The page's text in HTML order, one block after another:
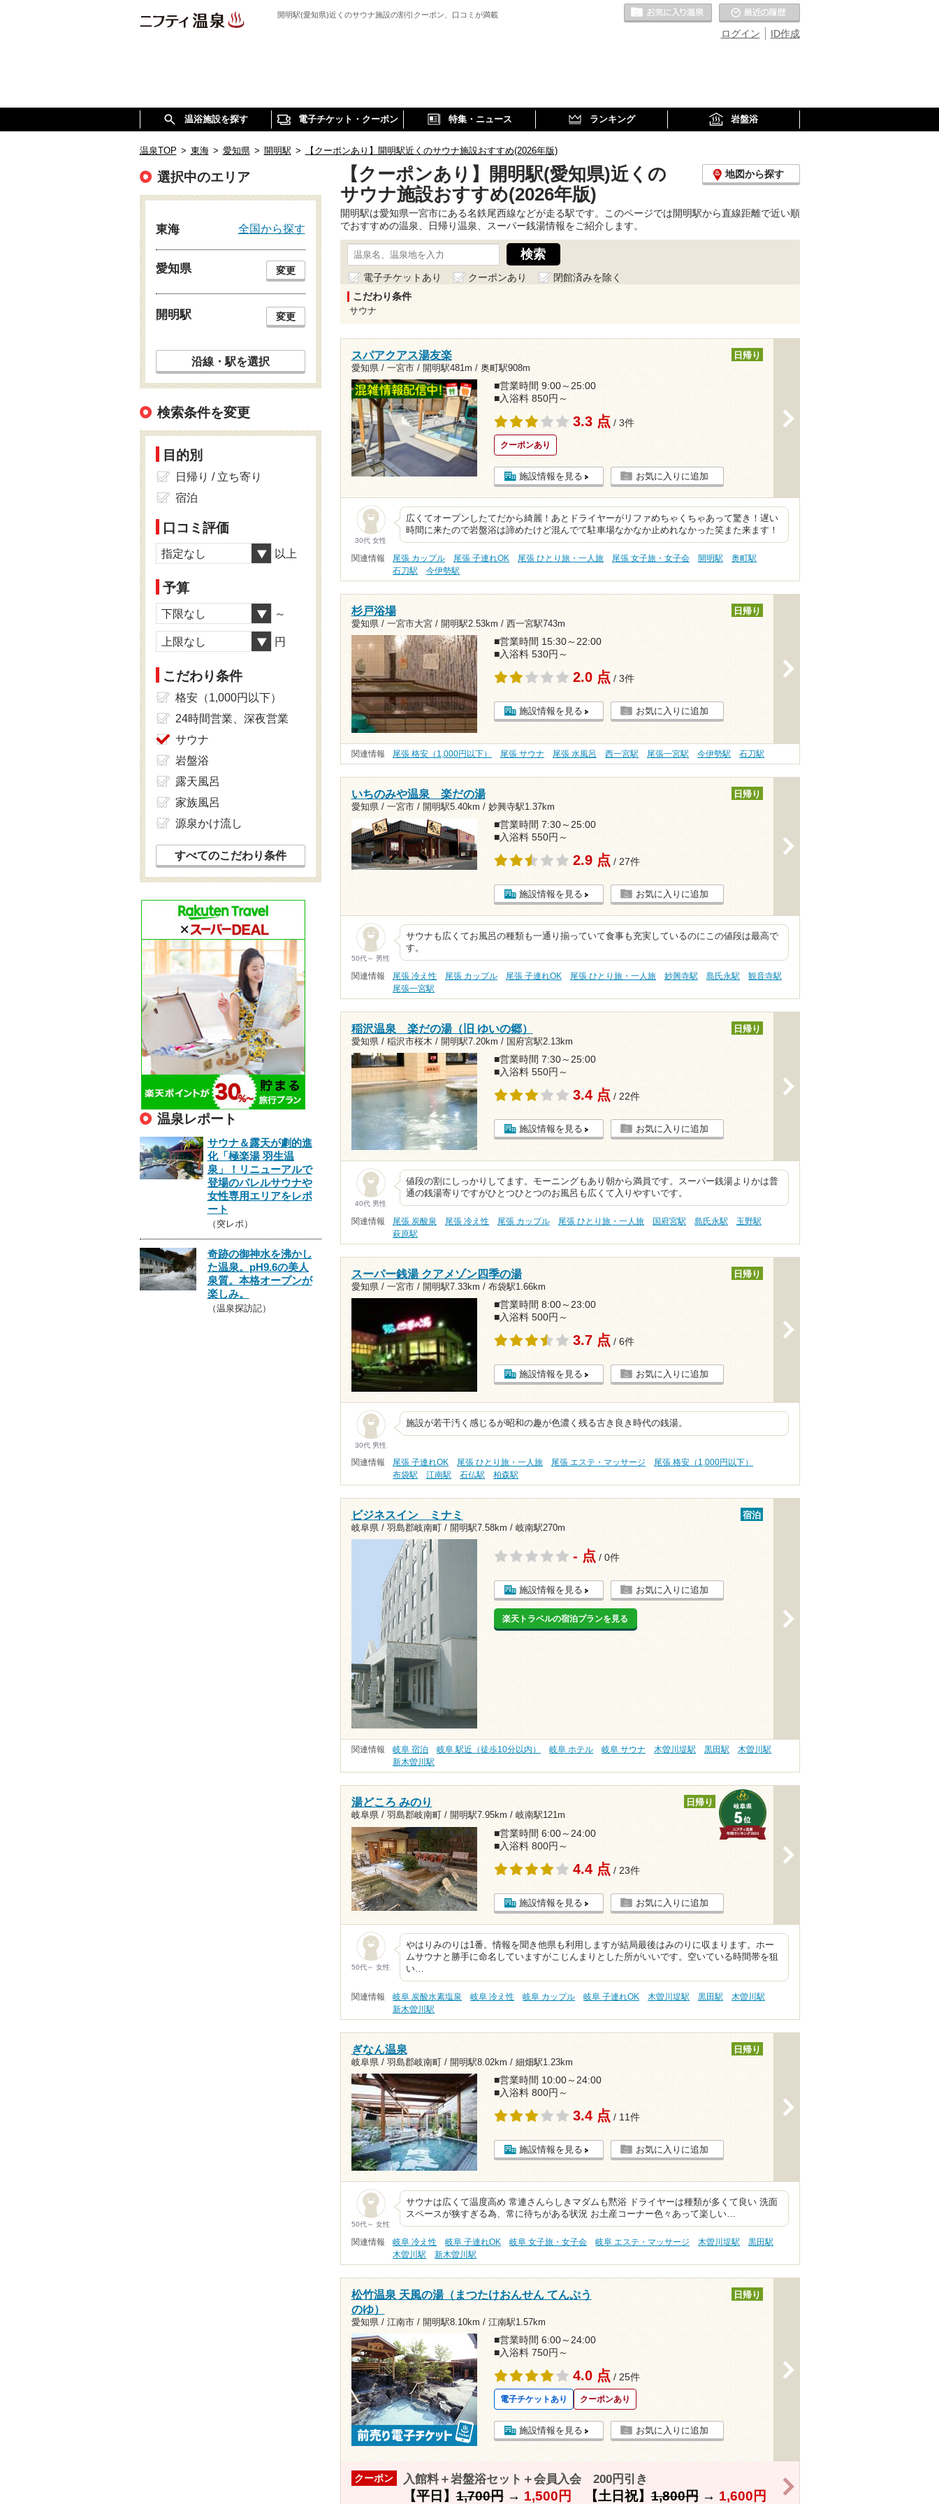
開明駅(愛知県)近くのサウナ施設の割引クーポン、口コミが満載
ID作成
ログイン
お気に入りの温泉
温浴施設を探す 電子チケット・クーポン 特集・ニュース ランキング 岩盤浴
温泉TOP > 東海 > 愛知県 > 開明駅 > 【クーポンあり】開明駅近くのサウナ施設おすすめ(2026年版)
【クーポンあり】開明駅(愛知県)近くの
サウナ施設おすすめ(2026年版)
地図から探す
開明駅は愛知県一宮市にある名鉄尾西線などが走る駅です。このページでは開明駅から直線距離で近い順
でおすすめの温泉、日帰り温泉、スーパー銭湯情報をご紹介します。
電子チケットあり クーポンあり
閉館済みを除く
こだわり条件
サウナ
スパアクアス湯友楽
愛知県 / 一宮市 / 開明駅481m / 奥町駅908m
日帰り
■営業時間 9:00～25:00
■入浴料 850円～
3.3 点 / 3件
クーポンあり
施設情報を見る お気に入りに追加
30代 女性
広くてオープンしたてだから綺麗！あとドライヤーがリファめちゃくちゃあって驚き！遅い
時間に来たので岩盤浴は諦めたけど混んでて駐車場なかなか止めれなかった笑また来ます！
関連情報 尾張 カップル 尾張 子連れOK 尾張 ひとり旅・一人旅 尾張 女子旅・女子会 開明駅
奥町駅
石刀駅
今伊勢駅
杉戸浴場
愛知県 / 一宮市大宮 / 開明駅2.53km / 西一宮駅743m
日帰り
■営業時間 15:30～22:00
■入浴料 530円～
2.0 点 / 3件
施設情報を見る お気に入りに追加
関連情報 尾張 格安（1,000円以下） 尾張 サウナ 尾張 水風呂 西一宮駅 尾張一宮駅 今伊勢駅 石刀駅
いちのみや温泉 楽だの湯
愛知県 / 一宮市 / 開明駅5.40km / 妙興寺駅1.37km
日帰り
■営業時間 7:30～25:00
■入浴料 550円～
2.9 点 / 27件
施設情報を見る お気に入りに追加
50代～ 男性
サウナも広くてお風呂の種類も一通り揃っていて食事も充実しているのにこの値段は最高で
す。
関連情報 尾張 冷え性 尾張 カップル 尾張 子連れOK 尾張 ひとり旅・一人旅 妙興寺駅 島氏永駅
観音寺駅
尾張一宮駅
稲沢温泉 楽だの湯（旧 ゆいの郷）
愛知県 / 稲沢市桜木 / 開明駅7.20km / 国府宮駅2.13km
日帰り
■営業時間 7:30～25:00
■入浴料 550円～
3.4 点 / 22件
施設情報を見る お気に入りに追加
40代 男性
値段の割にしっかりしてます。モーニングもあり朝から満員です。スーパー銭湯よりかは普
通の銭湯寄りですがひとつひとつのお風呂も広くて入りやすいです。
関連情報 尾張 炭酸泉 尾張 冷え性 尾張 カップル 尾張 ひとり旅・一人旅 国府宮駅 島氏永駅
玉野駅
萩原駅
スーパー銭湯 クアメゾン四季の湯
愛知県 / 一宮市 / 開明駅7.33km / 布袋駅1.66km
日帰り
■営業時間 8:00～23:00
■入浴料 500円～
3.7 点 / 6件
施設情報を見る お気に入りに追加
30代 男性
施設が若干汚く感じるが昭和の趣が色濃く残る古き良き時代の銭湯。
関連情報 尾張 子連れOK 尾張 ひとり旅・一人旅 尾張 エステ・マッサージ
尾張 格安（1,000円以下）
布袋駅
江南駅 石仏駅 柏森駅
ビジネスイン ミナミ
岐阜県 / 羽島郡岐南町 / 開明駅7.58km / 岐南駅270m
宿泊
- 点 / 0件
施設情報を見る お気に入りに追加
楽天トラベルの宿泊プランを見る
関連情報 岐阜 宿泊 岐阜 駅近（徒歩10分以内） 岐阜 ホテル 岐阜 サウナ 木曽川堤駅 黒田駅
木曽川駅
新木曽川駅
湯どころ みのり
岐阜県 / 羽島郡岐南町 / 開明駅7.95km / 岐南駅121m
日帰り
■営業時間 6:00～24:00
■入浴料 800円～
4.4 点 / 23件
施設情報を見る お気に入りに追加
50代～ 女性
やはりみのりは1番。情報を聞き他県も利用しますが結局最後はみのりに収まります。ホー
ムサウナと勝手に命名していますがこじんまりとした所がいいです。空いている時間帯を狙
い…
関連情報 岐阜 炭酸水素塩泉 岐阜 冷え性 岐阜 カップル 岐阜 子連れOK 木曽川堤駅 黒田駅
木曽川駅
新木曽川駅
ぎなん温泉
岐阜県 / 羽島郡岐南町 / 開明駅8.02km / 細畑駅1.23km
日帰り
■営業時間 10:00～24:00
■入浴料 800円～
3.4 点 / 11件
施設情報を見る お気に入りに追加
50代～ 女性
サウナは広くて温度高め 常連さんらしきマダムも黙浴 ドライヤーは種類が多くて良い 洗面
スペースが狭すぎる為、常に待ちがある状況 お土産コーナー色々あって楽しい…
関連情報 岐阜 冷え性 岐阜 子連れOK 岐阜 女子旅・女子会 岐阜 エステ・マッサージ 木曽川堤駅
黒田駅
木曽川駅
新木曽川駅
松竹温泉 天風の湯（まつたけおんせん てんぷう
のゆ）
愛知県 / 江南市 / 開明駅8.10km / 江南駅1.57km
日帰り
■営業時間 6:00～24:00
■入浴料 750円～
4.0 点 / 25件
電子チケットあり クーポンあり
施設情報を見る お気に入りに追加
クーポン 入館料＋岩盤浴セット＋会員入会 200円引き
【平日】1,700円→ 1,500円 【土日祝】1,800円→ 1,600円
選択中のエリア
東海 全国から探す
愛知県 変更
開明駅 変更
沿線・駅を選択
検索条件を変更
目的別
日帰り / 立ち寄り
宿泊
口コミ評価
指定なし 以上
予算
下限なし ～
上限なし 円
こだわり条件
格安（1,000円以下）
24時間営業、深夜営業
サウナ
岩盤浴
露天風呂
家族風呂
源泉かけ流し
すべてのこだわり条件
温泉レポート
サウナ＆露天が劇的進
化「極楽湯 羽生温
泉」！リニューアルで
登場のバレルサウナや
女性専用エリアをレポ
ート
（突レポ）
奇跡の御神水を沸かし
た温泉。pH9.6の美人
泉質。本格オープンが
楽しみ。
（温泉探訪記）